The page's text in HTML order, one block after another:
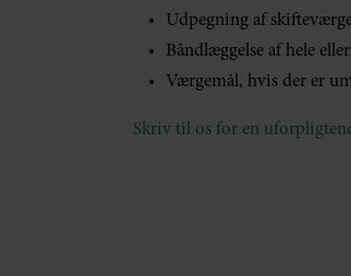
Udpegning af
Båndlæggelse af hele
Værgemål, hvis der er
Skriv til os for en